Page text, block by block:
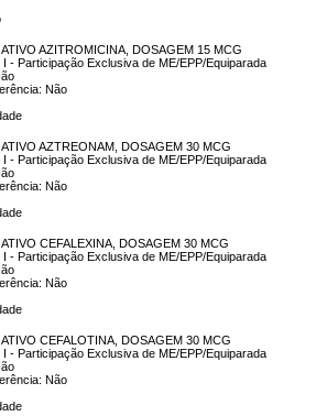
AZITROMICINA, DOSAGEM 15 MCG
- Participação Exclusiva de ME/EPP/Equiparada
Não
AZTREONAM, DOSAGEM 30 MCG
- Participação Exclusiva de ME/EPP/Equiparada
Não
CEFALEXINA, DOSAGEM 30 MCG
- Participação Exclusiva de ME/EPP/Equiparada
Não
CEFALOTINA, DOSAGEM 30 MCG
- Participação Exclusiva de ME/EPP/Equiparada
Não